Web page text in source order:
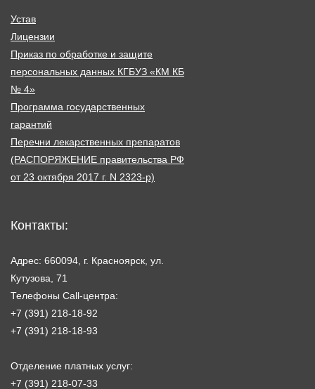
Устав
Лицензии
Приказ по обработке и защите
персональных данных КГБУЗ «КМ КБ
№ 4»
Программа государственных
гарантий
Перечни лекарственных препаратов
(РАСПОРЯЖЕНИЕ правительства РФ
от 23 октября 2017 г. N 2323-р)
Контакты:
Адрес: 660094, г. Красноярск, ул.
Кутузова, 71
Телефоны Call-центра:
+7 (391) 218-18-92
+7 (391) 218-18-93
Отделение платных услуг:
+7 (391) 218-07-33